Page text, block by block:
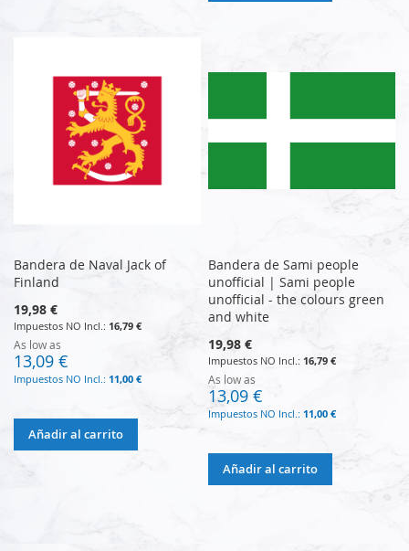
Bandera de Naval Jack of
Finland
19,98 €
16,79 €
As low as
13,09 €
11,00 €
Añadir al carrito
Bandera de Sami people
unofficial | Sami people
unofficial - the colours green
and white
19,98 €
16,79 €
As low as
13,09 €
11,00 €
Añadir al carrito